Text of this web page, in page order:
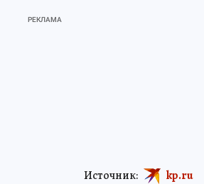
Источник: kp.ru